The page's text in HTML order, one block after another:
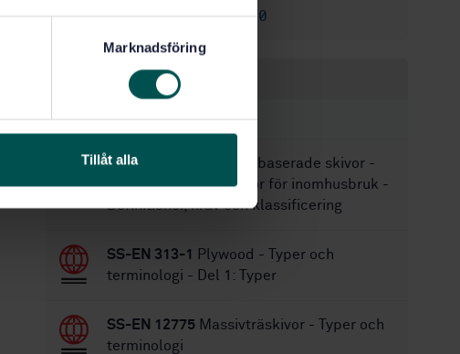
Marknadsföring
Tillåt alla
Ersätts av: SS-EN 312:2010
Inom samma område
STANDARDER
SS-EN 14322:2021
Träbaserade skivor -
Melaminbelagda skivor för inomhusbruk -
Definitioner, krav och klassificering
SS-EN 313-1
Plywood - Typer och
terminologi - Del 1: Typer
SS-EN 12775 Massivträskivor - Typer och
terminologi